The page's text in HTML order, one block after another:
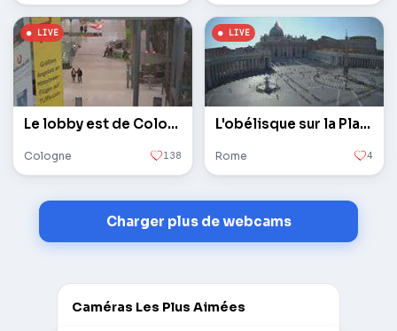
Le lobby est de Cologne / Bonn
Cologne 138
L'obélisque sur la Place Saint-Pierre au Vatican
Rome 4
Charger plus de webcams
Caméras Les Plus Aimées